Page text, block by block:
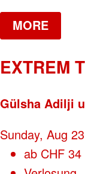
MORE
EXTREM
Gülsha Adilji
Sunday, Aug
ab CHF 34